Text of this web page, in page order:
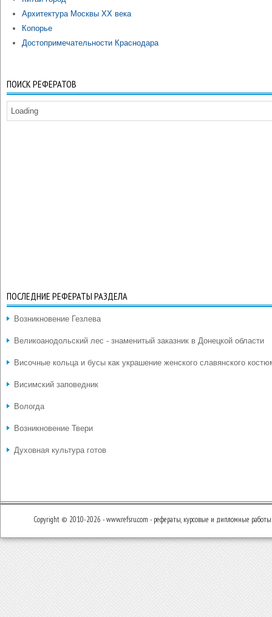
Архитектура Москвы ХХ века
Копорье
Достопримечательности Краснодара
ПОИСК РЕФЕРАТОВ
Loading
ПОСЛЕДНИЕ РЕФЕРАТЫ РАЗДЕЛА
Возникновение Гезлева
Великоанодольский лес - знаменитый заказник в Донецкой области
Височные кольца и бусы как украшение женского славянского
Висимский заповедник
Вологда
Возникновение Твери
Духовная культура готов
Copyright © 2010-2026 - www.refsru.com - рефераты, курсовые и дипломные работы